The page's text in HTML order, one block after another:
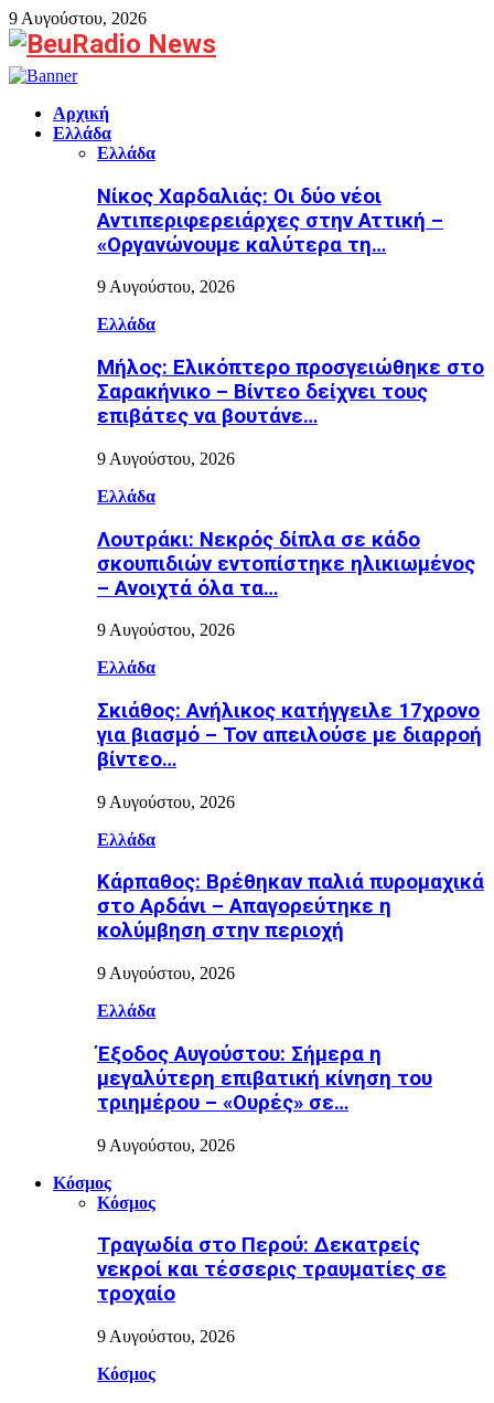
9 Αυγούστου, 2026
Facebook
Αρχική
Ελλάδα
Ελλάδα
Νίκος Χαρδαλιάς: Οι δύο νέοι
Αντιπεριφερειάρχες στην Αττική –
«Οργανώνουμε καλύτερα τη…
9 Αυγούστου, 2026
Ελλάδα
Μήλος: Ελικόπτερο προσγειώθηκε στο
Σαρακήνικο – Βίντεο δείχνει τους
επιβάτες να βουτάνε…
9 Αυγούστου, 2026
Ελλάδα
Λουτράκι: Νεκρός δίπλα σε κάδο
σκουπιδιών εντοπίστηκε ηλικιωμένος
– Ανοιχτά όλα τα…
9 Αυγούστου, 2026
Ελλάδα
Σκιάθος: Ανήλικος κατήγγειλε 17χρονο
για βιασμό – Τον απειλούσε με διαρροή
βίντεο…
9 Αυγούστου, 2026
Ελλάδα
Κάρπαθος: Βρέθηκαν παλιά πυρομαχικά
στο Αρδάνι – Απαγορεύτηκε η
κολύμβηση στην περιοχή
9 Αυγούστου, 2026
Ελλάδα
Έξοδος Αυγούστου: Σήμερα η
μεγαλύτερη επιβατική κίνηση του
τριημέρου – «Ουρές» σε…
9 Αυγούστου, 2026
Κόσμος
Κόσμος
Τραγωδία στο Περού: Δεκατρείς
νεκροί και τέσσερις τραυματίες σε
τροχαίο
9 Αυγούστου, 2026
Κόσμος